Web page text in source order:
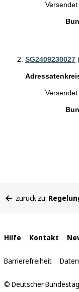
SG2409230027
befinden
zurück zu:
Interne
Links
Hilfe Kontakt
Barrierefreiheit
© Deutscher Bundestag